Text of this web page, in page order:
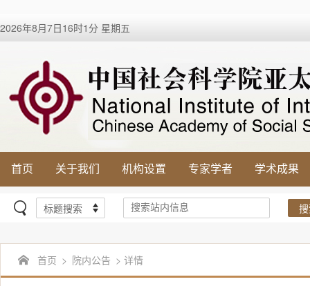
2026年8月7日16时1分 星期五
首页 关于我们 机构设置 专家学者 学术成果
首页 > 院内公告 > 详情